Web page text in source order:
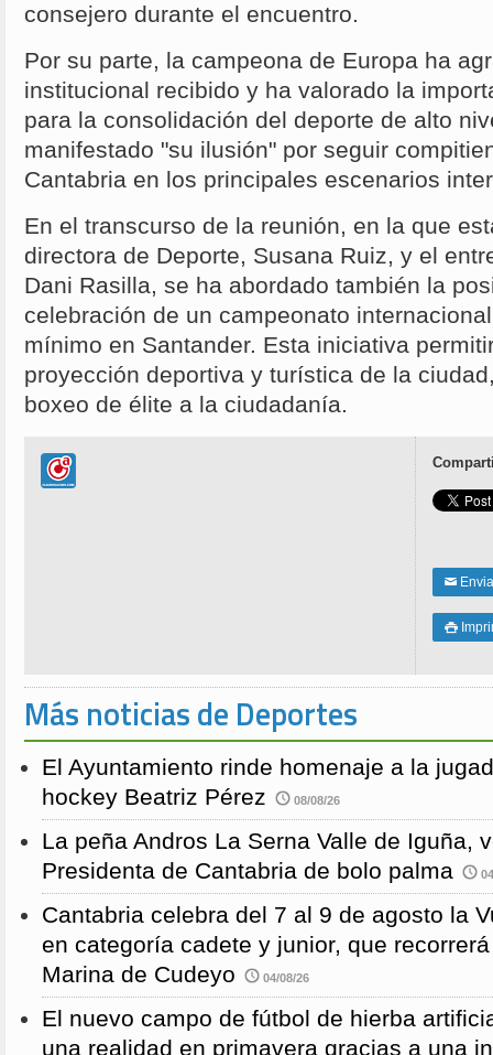
consejero durante el encuentro.
Por su parte, la campeona de Europa ha
institucional recibido y ha valorado la
para la consolidación del deporte de alto
manifestado "su ilusión" por seguir
Cantabria en los principales escenarios
En el transcurso de la reunión, en la que
directora de Deporte, Susana Ruiz, y el
Dani Rasilla, se ha abordado también la
celebración de un campeonato
mínimo en Santander. Esta iniciativa
proyección deportiva y turística de la
boxeo de élite a la ciudadanía.
✉

Más noticias de Deportes
El Ayuntamiento rinde homenaje a la
hockey Beatriz Pérez
08/08/26
La peña Andros La Serna Valle de Iguña,
Presidenta de Cantabria de bolo palma
Cantabria celebra del 7 al 9 de agosto la
en categoría cadete y junior, que
Marina de Cudeyo
04/08/26
El nuevo campo de fútbol de hierba
una realidad en primavera gracias a una